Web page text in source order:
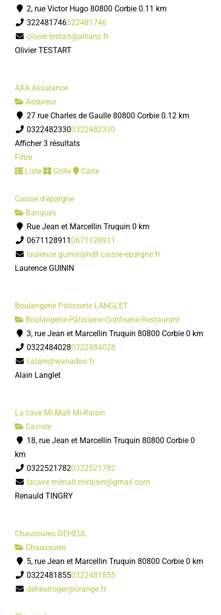
2, rue Victor Hugo 80800 Corbie 0.11 km
322481746322481746
olivier.testart@allianz.fr
Olivier TESTART
AXA Assurance
Assureur
27 rue Charles de Gaulle 80800 Corbie 0.12 km
03224823300322482330
Afficher 3 résultats
Filtre
Liste
Grille Carte
Caisse d'épargne
Banques
Rue Jean et Marcellin Truquin 0 km
0671128911 0671128911
laurence.guinin@hdf.caisse-epargne.fr
Laurence GUININ
Boulangerie Pâtisserie LANGLET
Boulangerie-Pâtisserie-Confiserie-Restaurant
3, rue Jean et Marcellin Truquin 80800 Corbie 0 km
03224840280322484028
l.alain@wanadoo.fr
Alain Langlet
La cave Mi-Malt Mi-Raisin
Caviste
18, rue Jean et Marcellin Truquin 80800 Corbie 0
km
03225217820322521782
lacave.mimalt.miraisin@gmail.com
Renauld TINGRY
Chaussures DEHEUL
Chaussures
5, rue Jean et Marcellin Truquin 80800 Corbie 0 km
03224818550322481855
deheulroger@orange.fr